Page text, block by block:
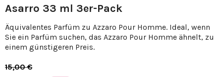
Asarro 33 ml 3er-Pack
Äquivalentes Parfüm zu Azzaro Pour Homme. Ideal, wenn
Sie ein Parfüm suchen, das Azzaro Pour Homme ähnelt, zu
einem günstigeren Preis.
15,00 €